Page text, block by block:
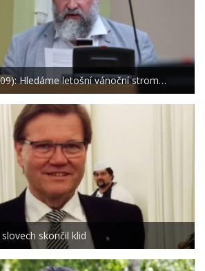
Hledáme letošní vánoční strom…
skončil klid